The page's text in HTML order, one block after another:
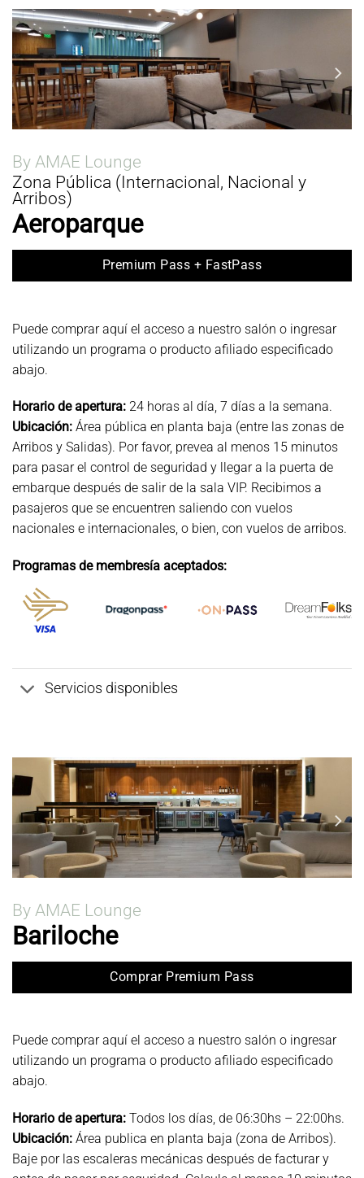
By AMAE Lounge
Zona Pública (Internacional, Nacional y
Arribos)
Aeroparque
Premium Pass + FastPass
Puede comprar aquí el acceso a nuestro salón o ingresar
utilizando un programa o producto afiliado especificado
abajo.
Horario de apertura: 24 horas al día, 7 días a la semana.
Ubicación: Área pública en planta baja (entre las zonas de
Arribos y Salidas). Por favor, prevea al menos 15 minutos
para pasar el control de seguridad y llegar a la puerta de
embarque después de salir de la sala VIP. Recibimos a
pasajeros que se encuentren saliendo con vuelos
nacionales e internacionales, o bien, con vuelos de arribos.
Programas de membresía aceptados:
Servicios disponibles
By AMAE Lounge
Bariloche
Comprar Premium Pass
Puede comprar aquí el acceso a nuestro salón o ingresar
utilizando un programa o producto afiliado especificado
abajo.
Horario de apertura: Todos los días, de 06:30hs – 22:00hs.
Ubicación: Área publica en planta baja (zona de Arribos).
Baje por las escaleras mecánicas después de facturar y